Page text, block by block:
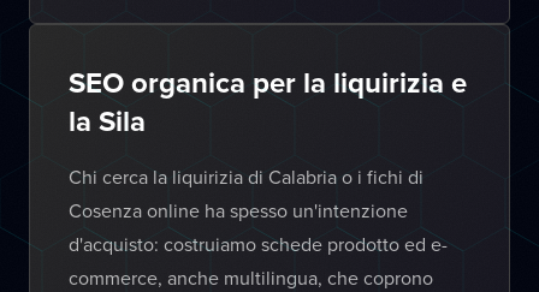
SEO organica per la liquirizia e
la Sila
Chi cerca la liquirizia di Calabria o i fichi di
Cosenza online ha spesso un'intenzione
d'acquisto: costruiamo schede prodotto ed e-
commerce, anche multilingua, che coprono